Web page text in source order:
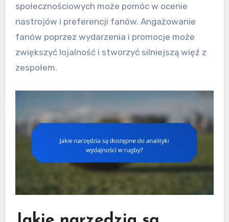
społecznościowych może pomóc w ocenie
nastrojów i preferencji fanów. Angażowanie
fanów poprzez wydarzenia i promocje może
zwiększyć lojalność i stworzyć silniejszą więź z
zespołem.